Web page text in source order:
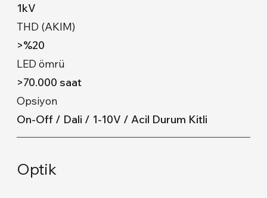
1kV
THD (AKIM)
>%20
LED ömrü
>70.000 saat
Opsiyon
On-Off / Dali / 1-10V / Acil Durum Kitli
Optik